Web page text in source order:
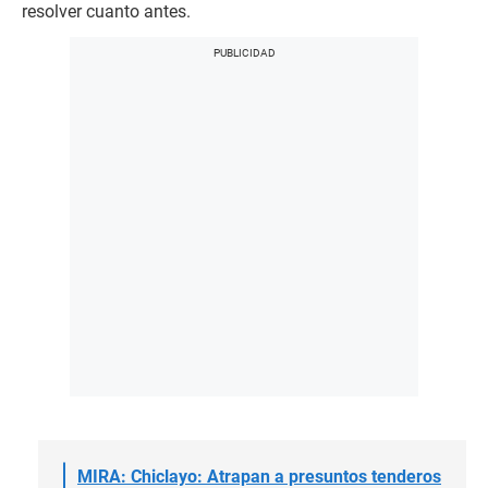
resolver cuanto antes.
MIRA: Chiclayo: Atrapan a presuntos tenderos